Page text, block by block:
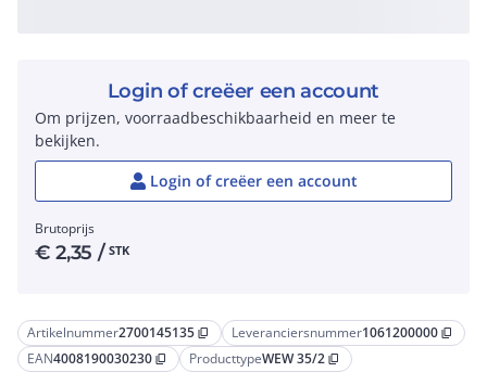
Artikelnummer2700145135 content_copy Leveranciersnummer1061200000 content_copy
EAN4008190030230 content_copy ProducttypeWEW 35/2 content_copy
Login of creëer een account
Om prijzen, voorraadbeschikbaarheid en meer te
bekijken.
Login of creëer een account
Brutoprijs
€2,35 / STK